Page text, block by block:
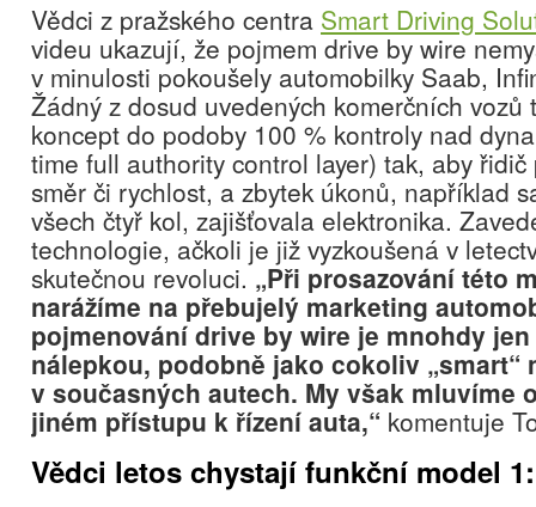
Vědci z pražského centra Smart Driving
videu ukazují, že pojmem drive by wire
v minulosti pokoušely automobilky Saab,
Žádný z dosud uvedených komerčních vozů
koncept do podoby 100 % kontroly nad
time full authority control layer) tak, aby
směr či rychlost, a zbytek úkonů, například
všech čtyř kol, zajišťovala elektronika.
technologie, ačkoli je již vyzkoušená v
skutečnou revoluci.„Při prosazování této
narážíme na přebujelý marketing
pojmenování drive by wire je mnohdy
nálepkou, podobně jako cokoliv „smart“
v současných autech. My však mluvíme
jiném přístupu k řízení auta,“ komentuje
Vědci letos chystají funkční model